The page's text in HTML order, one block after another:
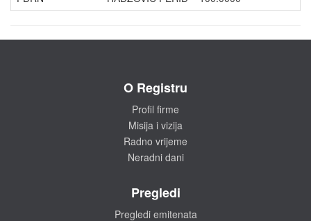
O Registru
Profil firme
Misija i vizija
Radno vrijeme
Neradni dani
Pregledi
Pregledi emitenata